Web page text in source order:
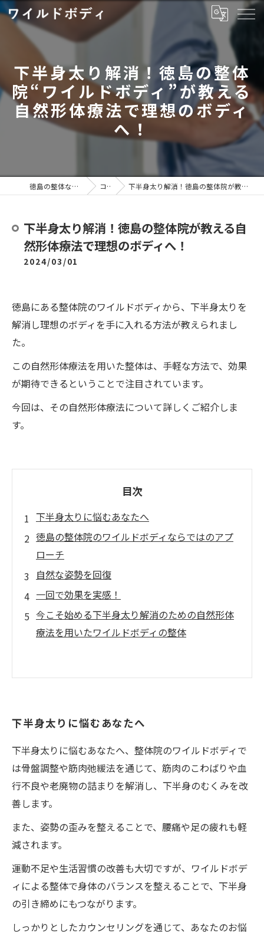
下半身太り解消！徳島の整体
院“ワイルドボディ”が教える
自然形体療法で理想のボディ
へ！
徳島の整体ならワイルドボディ コラム 下半身太り解消！徳島の整体院が教える自然形体療法で理想のボディへ！
下半身太り解消！徳島の整体院が教える自
然形体療法で理想のボディへ！
2024/03/01
徳島にある整体院のワイルドボディから、下半身太りを
解消し理想のボディを手に入れる方法が教えられまし
た。
この自然形体療法を用いた整体は、手軽な方法で、効果
が期待できるということで注目されています。
今回は、その自然形体療法について詳しくご紹介しま
す。
目次
下半身太りに悩むあなたへ
徳島の整体院のワイルドボディならではのアプ
ローチ
自然な姿勢を回復
一回で効果を実感！
今こそ始める下半身太り解消のための自然形体
療法を用いたワイルドボディの整体
下半身太りに悩むあなたへ
下半身太りに悩むあなたへ、整体院のワイルドボディで
は骨盤調整や筋肉弛緩法を通じて、筋肉のこわばりや血
行不良や老廃物の詰まりを解消し、下半身のむくみを改
善します。
また、姿勢の歪みを整えることで、腰痛や足の疲れも軽
減されます。
運動不足や生活習慣の改善も大切ですが、ワイルドボデ
ィによる整体で身体のバランスを整えることで、下半身
の引き締めにもつながります。
しっかりとしたカウンセリングを通じて、あなたのお悩